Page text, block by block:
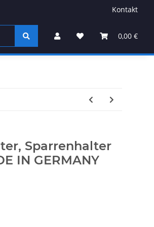
Kontakt
0,00 €
Sparrenhalter
IN GERMANY